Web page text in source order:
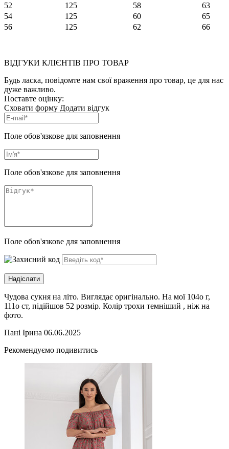
52
125 58
63
54
125 60
65
56
125 62 66
ВІДГУКИ КЛІЄНТІВ ПРО ТОВАР
Будь ласка, повідомте нам свої враження про товар, це для нас
дуже важливо.
Поставте оцінку:
Сховати форму Додати відгук
Поле обов'язкове для заповнення
Поле обов'язкове для заповнення
Поле обов'язкове для заповнення
Чудова сукня на літо. Виглядає оригінально. На мої 104о г,
111о ст, підійшов 52 розмір. Колір трохи темніший , ніж на
фото.
Пані Ірина 06.06.2025
Рекомендуємо подивитись